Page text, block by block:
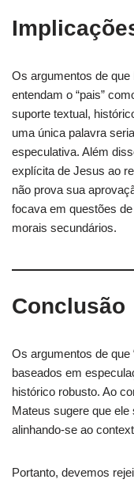
Os argumentos de
entendam o “pais”
suporte textual,
uma única palavra
especulativa. Além
explícita de Jesus ao
não prova sua
focava em questões
morais secundários.
Conclusão
Os argumentos de que
baseados em
histórico robusto. Ao
Mateus sugere que ele
alinhando-se ao
Portanto, devemos